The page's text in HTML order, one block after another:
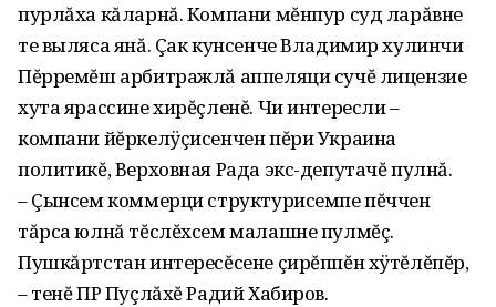
пурлăха кăларнă. Компани мĕнпур суд ларăвне
те выляса янă. Çак кунсенче Владимир хулинчи
Пĕрремĕш арбитражлă аппеляци сучĕ лицензие
хута ярассине хирĕçленĕ. Чи интересли –
компани йĕркелÿçисенчен пĕри Украина
политикĕ, Верховная Рада экс-депутачĕ пулнă.
– Çынсем коммерци структурисемпе пĕччен
тăрса юлнă тĕслĕхсем малашне пулмĕç.
Пушкăртстан интересĕсене çирĕппĕн хÿтĕлĕпĕр,
– тенĕ ПР Пуçлăхĕ Радий Хабиров.